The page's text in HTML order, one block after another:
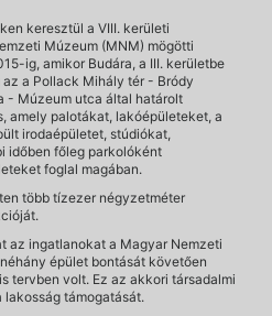
keresztül a VIII. kerületi
Múzeum (MNM) mögötti
ig, amikor Budára, a III. kerületbe
a Pollack Mihály tér - Bródy
- Múzeum utca által határolt
amely palotákat, lakóépületeket, a
irodaépületet, stúdiókat,
időben főleg parkolóként
foglal magában.
több tízezer négyzetméter
az ingatlanokat a Magyar Nemzeti
épület bontását követően
tervben volt. Ez az akkori társadalmi
támogatását.